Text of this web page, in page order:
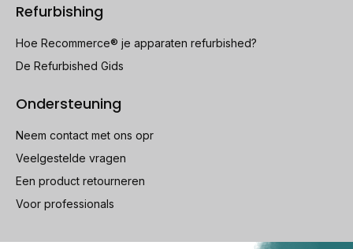
Refurbishing
Hoe Recommerce® je apparaten refurbished?
De Refurbished Gids
Ondersteuning
Neem contact met ons opr
Veelgestelde vragen
Een product retourneren
Voor professionals